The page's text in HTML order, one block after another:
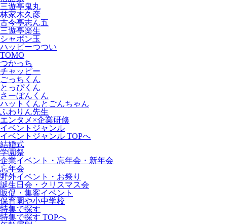
三遊亭鬼丸
林家木久彦
古今亭志ん五
三遊亭楽生
シャボン玉
ハッピーつつい
TOMO
つかっち
チャッピー
ごっちくん
とっぴくん
さーぼんくん
ハットくんとごんちゃん
ふわりん先生
エンタメ×企業研修
イベントジャンル
イベントジャンル TOPへ
結婚式
学園祭
企業イベント・忘年会・新年会
忘年会
野外イベント・お祭り
誕生日会・クリスマス会
販促・集客イベント
保育園や小中学校
特集で探す
特集で探す TOPへ